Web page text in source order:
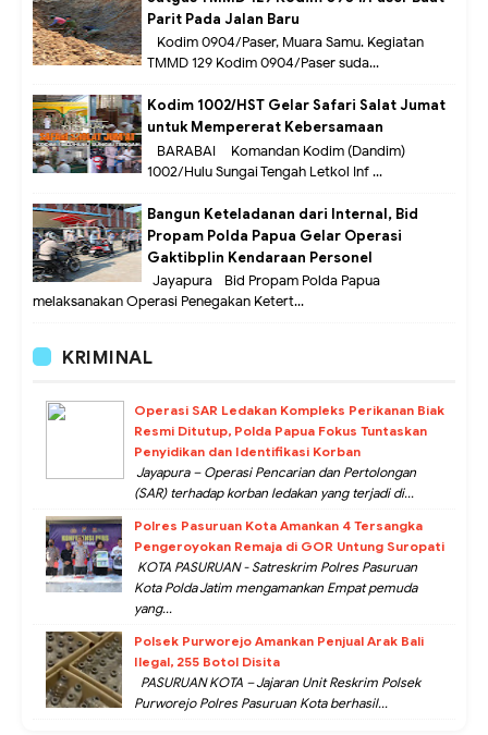
Parit Pada Jalan Baru
Kodim 0904/Paser, Muara Samu. Kegiatan
TMMD 129 Kodim 0904/Paser suda...
Kodim 1002/HST Gelar Safari Salat Jumat
untuk Mempererat Kebersamaan
BARABAI – Komandan Kodim (Dandim)
1002/Hulu Sungai Tengah Letkol Inf ...
Bangun Keteladanan dari Internal, Bid
Propam Polda Papua Gelar Operasi
Gaktibplin Kendaraan Personel
Jayapura –Bid Propam Polda Papua
melaksanakan Operasi Penegakan Ketert...
KRIMINAL
Operasi SAR Ledakan Kompleks Perikanan Biak
Resmi Ditutup, Polda Papua Fokus Tuntaskan
Penyidikan dan Identifikasi Korban
Jayapura – Operasi Pencarian dan Pertolongan
(SAR) terhadap korban ledakan yang terjadi di...
Polres Pasuruan Kota Amankan 4 Tersangka
Pengeroyokan Remaja di GOR Untung Suropati
KOTA PASURUAN - Satreskrim Polres Pasuruan
Kota Polda Jatim mengamankan Empat pemuda
yang...
Polsek Purworejo Amankan Penjual Arak Bali
Ilegal, 255 Botol Disita
PASURUAN KOTA – Jajaran Unit Reskrim Polsek
Purworejo Polres Pasuruan Kota berhasil...